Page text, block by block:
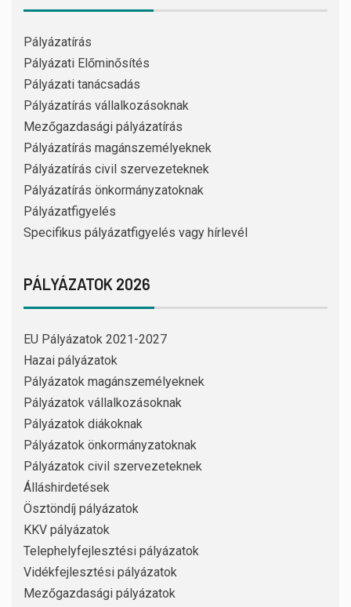
Pályázatírás
Pályázati Előminősítés
Pályázati tanácsadás
Pályázatírás vállalkozásoknak
Mezőgazdasági pályázatírás
Pályázatírás magánszemélyeknek
Pályázatírás civil szervezeteknek
Pályázatírás önkormányzatoknak
Pályázatfigyelés
Specifikus pályázatfigyelés vagy hírlevél
PÁLYÁZATOK 2026
EU Pályázatok 2021-2027
Hazai pályázatok
Pályázatok magánszemélyeknek
Pályázatok vállalkozásoknak
Pályázatok diákoknak
Pályázatok önkormányzatoknak
Pályázatok civil szervezeteknek
Álláshirdetések
Ösztöndíj pályázatok
KKV pályázatok
Telephelyfejlesztési pályázatok
Vidékfejlesztési pályázatok
Mezőgazdasági pályázatok